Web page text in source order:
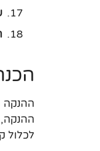
ההנקה
ההנקה,
לכלול